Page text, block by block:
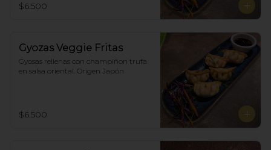
$6.500
Gyozas Veggie Fritas
Gyosas rellenas con champiñon trufa
en salsa oriental. Origen Japón
$6.500